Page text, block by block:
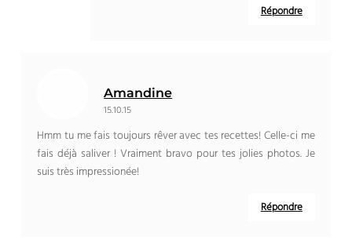
Répondre
Amandine
15.10.15
Hmm tu me fais toujours rêver avec tes recettes! Celle-ci me
fais déjà saliver ! Vraiment bravo pour tes jolies photos. Je
suis très impressionée!
Répondre